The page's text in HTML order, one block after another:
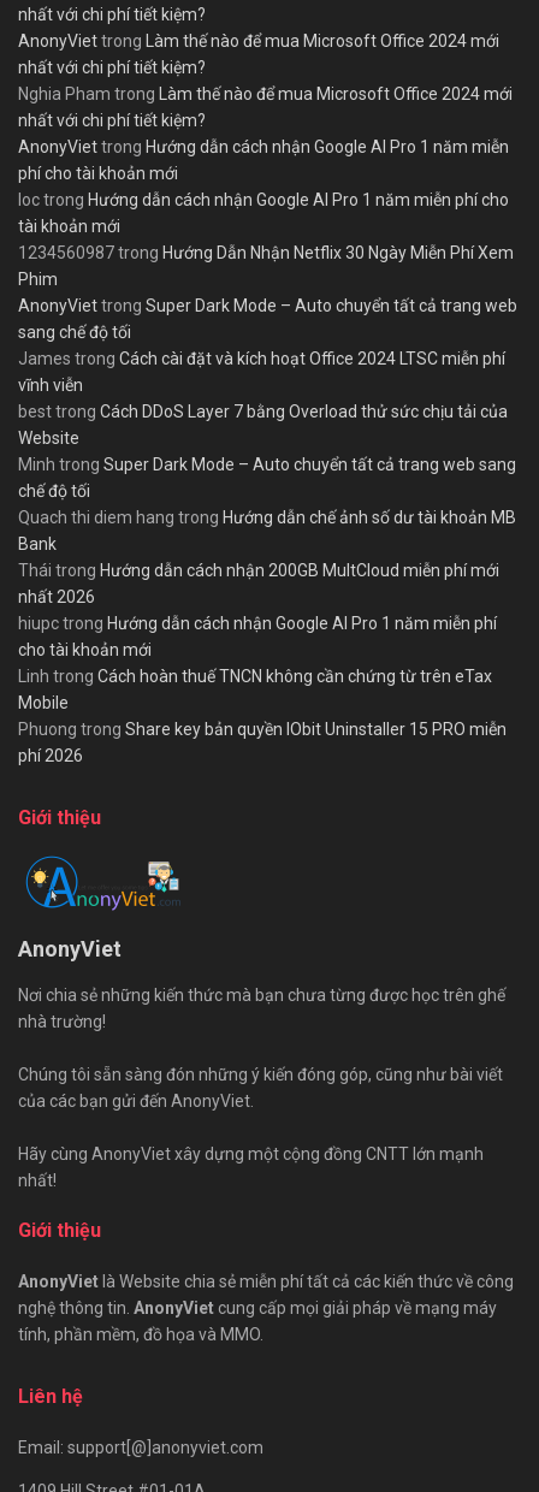
nhất với chi phí tiết kiệm?
AnonyViettrong Làm thế nào để mua Microsoft Office 2024 mới
nhất với chi phí tiết kiệm?
Nghia Pham trong Làm thế nào để mua Microsoft Office 2024 mới
nhất với chi phí tiết kiệm?
AnonyViettrong Hướng dẫn cách nhận Google AI Pro 1 năm miễn
phí cho tài khoản mới
loctrong Hướng dẫn cách nhận Google AI Pro 1 năm miễn phí cho
tài khoản mới
1234560987trong Hướng Dẫn Nhận Netflix 30 Ngày Miễn Phí Xem
Phim
AnonyViettrong Super Dark Mode – Auto chuyển tất cả trang web
sang chế độ tối
James trong Cách cài đặt và kích hoạt Office 2024 LTSC miễn phí
vĩnh viễn
besttrong Cách DDoS Layer 7 bằng Overload thử sức chịu tải của
Website
Minh trong Super Dark Mode – Auto chuyển tất cả trang web sang
chế độ tối
Quach thi diem hang trong Hướng dẫn chế ảnh số dư tài khoản MB
Bank
Thái trong Hướng dẫn cách nhận 200GB MultCloud miễn phí mới
nhất 2026
hiupctrong Hướng dẫn cách nhận Google AI Pro 1 năm miễn phí
cho tài khoản mới
Linh trong Cách hoàn thuế TNCN không cần chứng từ trên eTax
Mobile
Phuong trong Share key bản quyền IObit Uninstaller 15 PRO miễn
phí 2026
Giới thiệu
AnonyViet
Nơi chia sẻ những kiến thức mà bạn chưa từng được học trên ghế
nhà trường!
Chúng tôi sẵn sàng đón những ý kiến đóng góp, cũng như bài viết
của các bạn gửi đến AnonyViet.
Hãy cùng AnonyViet xây dựng một cộng đồng CNTT lớn mạnh
nhất!
Giới thiệu
AnonyViet là Website chia sẻ miễn phí tất cả các kiến thức về công
nghệ thông tin. AnonyViet cung cấp mọi giải pháp về mạng máy
tính, phần mềm, đồ họa và MMO.
Liên hệ
Email: support[@]anonyviet.com